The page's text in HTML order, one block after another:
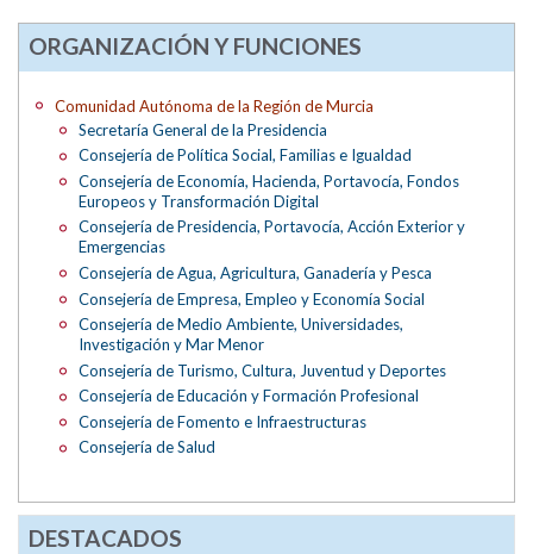
ORGANIZACIÓN Y FUNCIONES
Comunidad Autónoma de la Región de Murcia
Secretaría General de la Presidencia
Consejería de Política Social, Familias e Igualdad
Consejería de Economía, Hacienda, Portavocía, Fondos
Europeos y Transformación Digital
Consejería de Presidencia, Portavocía, Acción Exterior y
Emergencias
Consejería de Agua, Agricultura, Ganadería y Pesca
Consejería de Empresa, Empleo y Economía Social
Consejería de Medio Ambiente, Universidades,
Investigación y Mar Menor
Consejería de Turismo, Cultura, Juventud y Deportes
Consejería de Educación y Formación Profesional
Consejería de Fomento e Infraestructuras
Consejería de Salud
DESTACADOS